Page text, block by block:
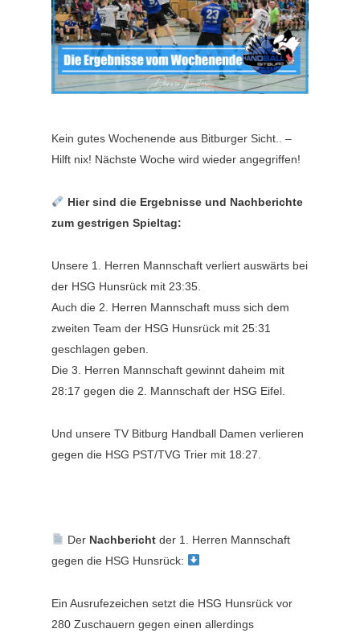
Kein gutes Wochenende aus Bitburger Sicht.. –
Hilft nix! Nächste Woche wird wieder angegriffen!
Hier sind die Ergebnisse und Nachberichte
zum gestrigen Spieltag:
Unsere 1. Herren Mannschaft verliert auswärts bei
der HSG Hunsrück mit 23:35.
Auch die 2. Herren Mannschaft muss sich dem
zweiten Team der HSG Hunsrück mit 25:31
geschlagen geben.
Die 3. Herren Mannschaft gewinnt daheim mit
28:17 gegen die 2. Mannschaft der HSG Eifel.
Und unsere TV Bitburg Handball Damen verlieren
gegen die HSG PST/TVG Trier mit 18:27.
Der Nachberichtder 1. Herren Mannschaft
gegen die HSG Hunsrück:
Ein Ausrufezeichen setzt die HSG Hunsrück vor
280 Zuschauern gegen einen allerdings